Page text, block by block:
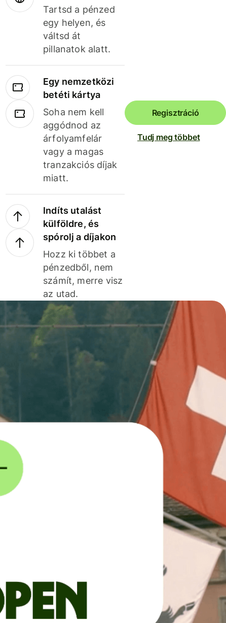
Tartsd a pénzed
egy helyen, és
váltsd át
pillanatok alatt.
Egy nemzetközi
betéti kártya
Soha nem kell
aggódnod az
árfolyamfelár
vagy a magas
tranzakciós díjak
miatt.
Indíts utalást
külföldre, és
spórolj a díjakon
Hozz ki többet a
pénzedből, nem
számít, merre visz
az utad.
Regisztráció
Tudj meg többet